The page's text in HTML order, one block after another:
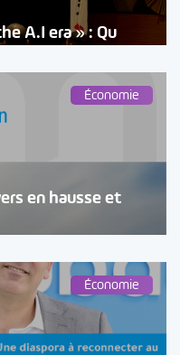
A.I era » : Qu
Économie
en hausse et
Économie